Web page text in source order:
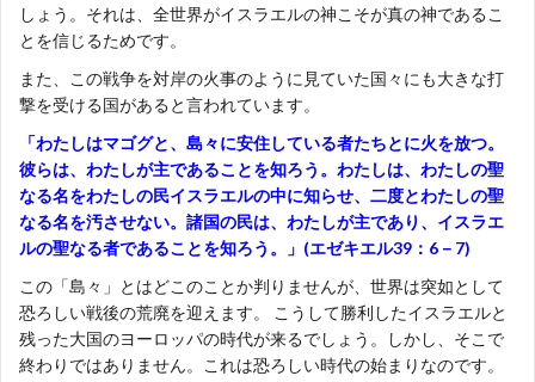
しょう。それは、全世界がイスラエルの神こそが真の神であるこ
とを信じるためです。
また、この戦争を対岸の火事のように見ていた国々にも大きな打
撃を受ける国があると言われています。
「わたしはマゴグと、島々に安住している者たちとに火を放つ。
彼らは、わたしが主であることを知ろう。わたしは、わたしの聖
なる名をわたしの民イスラエルの中に知らせ、二度とわたしの聖
なる名を汚させない。諸国の民は、わたしが主であり、イスラエ
ルの聖なる者であることを知ろう。」(エゼキエル39：6－7)
この「島々」とはどこのことか判りませんが、世界は突如として
恐ろしい戦後の荒廃を迎えます。 こうして勝利したイスラエルと
残った大国のヨーロッパの時代が来るでしょう。しかし、そこで
終わりではありません。これは恐ろしい時代の始まりなのです。